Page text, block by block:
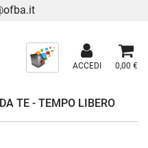
ACCEDI 0,00 €
TE - TEMPO LIBERO